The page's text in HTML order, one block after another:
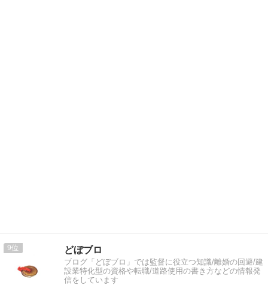
9 どぼブロ
ブログ「どぼブロ」では監督に役立つ知識/離婚の回避/建
設業特化型の資格や転職/道路使用の書き方などの情報発
信をしています